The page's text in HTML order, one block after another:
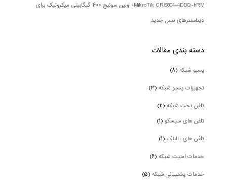
MikroTik CRS804-4DDQ-hRM؛ اولین سوئیچ ۴۰۰ گیگابیتی میکروتیک برای
دیتاسنترهای نسل جدید
دسته بندی‌ مقالات
پسیو شبکه(۸)
تجهیزات پسیو شبکه(۳)
تلفن تحت شبکه(۲)
تلفن های سیسکو(۱)
تلفن های یالینک(۱)
خدمات امنیت شبکه(۶)
خدمات پشتیبانی شبکه(۵)